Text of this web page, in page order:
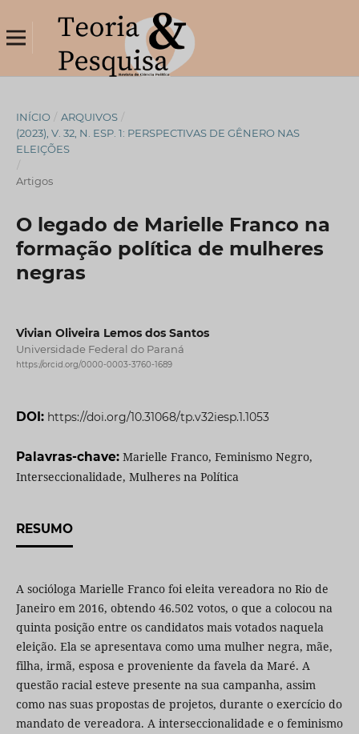
INÍCIO / ARQUIVOS /
(2023), V. 32, N. ESP. 1: PERSPECTIVAS DE GÊNERO NAS
ELEIÇÕES
/
Artigos
O legado de Marielle Franco na
formação política de mulheres
negras
Vivian Oliveira Lemos dos Santos
Universidade Federal do Paraná
https://orcid.org/0000-0003-3760-1689
DOI: https://doi.org/10.31068/tp.v32iesp.1.1053
Palavras-chave: Marielle Franco, Feminismo Negro,
Interseccionalidade, Mulheres na Política
RESUMO
A socióloga Marielle Franco foi eleita vereadora no Rio de
Janeiro em 2016, obtendo 46.502 votos, o que a colocou na
quinta posição entre os candidatos mais votados naquela
eleição. Ela se apresentava como uma mulher negra, mãe,
filha, irmã, esposa e proveniente da favela da Maré. A
questão racial esteve presente na sua campanha, assim
como nas suas propostas de projetos, durante o exercício do
mandato de vereadora. A interseccionalidade e o feminismo